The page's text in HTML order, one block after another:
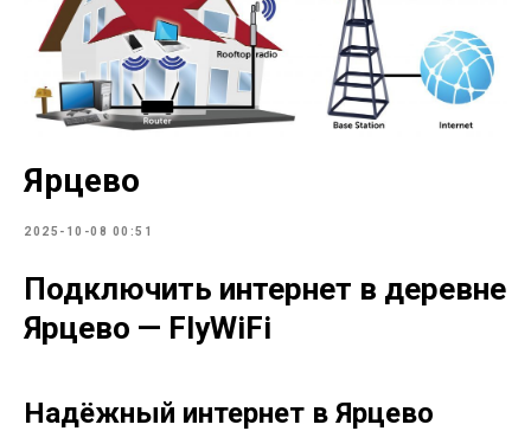
Ярцево
2025-10-08 00:51
Подключить интернет в деревне
Ярцево — FlyWiFi
Надёжный интернет в Ярцево